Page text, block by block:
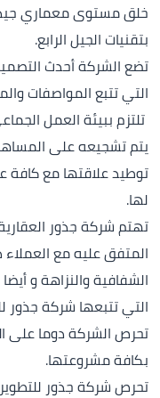
خلق مستوى معماري جيد
بتقنيات الجيل الرابع.
تضع الشركة أحدث
التي تتبع المواصفات
تلتزم ببيئة العمل
يتم تشجيعه على
توطيد علاقتها مع
لها.
تهتم شركة جذور
المتفق عليه مع العملاء
الشفافية والنزاهة و
التي تتبعها شركة جذور
تحرص الشركة دوما على
بكافة مشروعتها.
تحرص شركة جذور